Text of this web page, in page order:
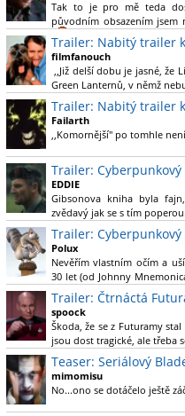
Tak to je pro mě teda
původním obsazením jsem
Trailer: Nabitý trailer
filmfanouch
,,Již delší dobu je jasné, že
Green Lanternů, v němž
více se ovšem bude moci
Green Lanterna s
nesrozumitelného?
Trailer: Nabitý trailer
Failarth
,,Komornější" po tomhle
Nebál bych se říct, že to
tak i formou.
Výběr Ulricha Tomsena pro
bravo.
Chandler je lepší a lepší s
Komiksy to mají
(DC nebo MCU to je buřt) ,
Držím tomu palce.
Trailer:
EDDIE
Gibsonova kniha byla
zvědavý jak se s tím
Trailer:
Polux
Nevěřím vlastním očím a
30 let (od Johnny
Gibson a co je jeho
který pojem cyberpunk
nikoliv fanouška žánru)
nástupců", kteří přišli
Altered Carbon, Blade
konečně vzpomene i na
Teď už nezbývá nic jiného
to
. Plus kudos za
Trailer: Čtrnáctá
spoock
Škoda, že se z Futuramy
jsou dost tragické, ale třeba
Nedávno začala vycházet
že se na to dá opět koukat.
Teaser: Seriálový
mimomisu
No...ono se dotáčelo ještě